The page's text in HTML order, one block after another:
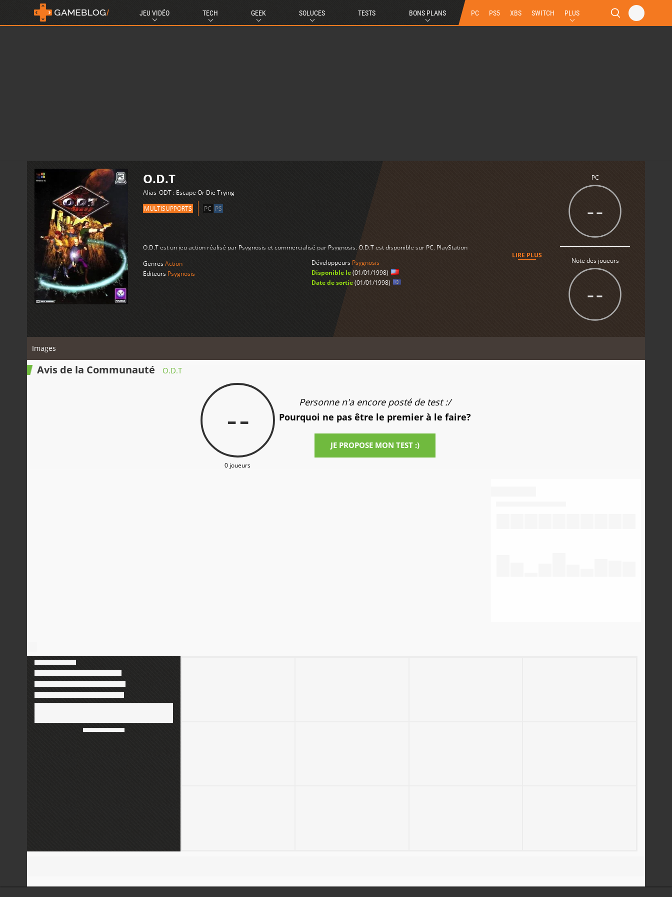
JEU VIDÉO TECH GEEK SOLUCES TESTS BONS PLANS PC PS5 XBS SWITCH PLUS
O.D.T
Alias ODT : Escape Or Die Trying
MULTISUPPORTS
PC PS
O.D.T est un jeu action réalisé par Psygnosis et commercialisé par Psygnosis. O.D.T est disponible sur PC, PlayStation
LIRE PLUS
GenresAction
Editeurs Psygnosis
Développeurs Psygnosis
Disponible le(01/01/1998)
Date de sortie(01/01/1998)
PC
--
Note des joueurs
--
Images
Avis de la Communauté O.D.T
--
0 joueurs
Personne n'a encore posté de test :/
Pourquoi ne pas être le premier à le faire?
JE PROPOSE MON TEST :)